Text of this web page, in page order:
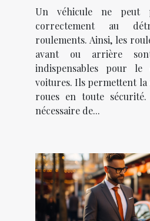
Un véhicule ne peut
correctement au
roulements. Ainsi, les
avant ou arrière
indispensables pour le
voitures. Ils permettent
roues en toute
nécessaire de...